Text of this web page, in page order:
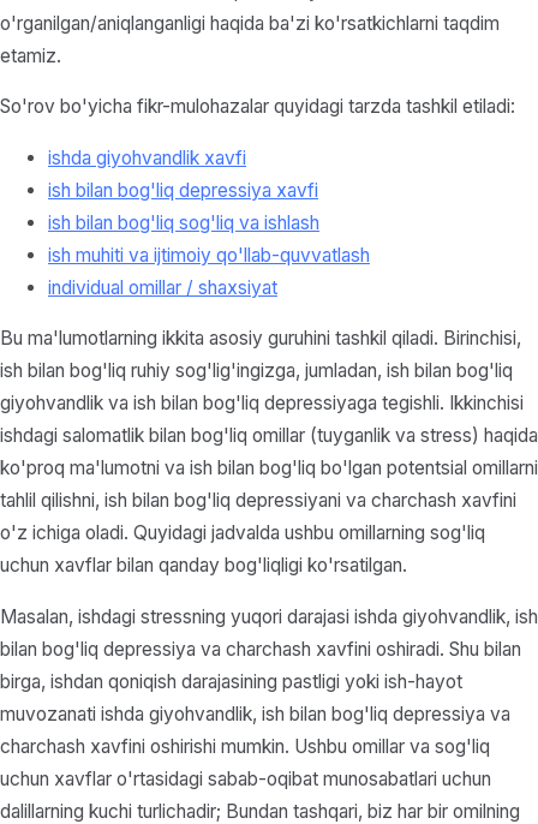
o'rganilgan/aniqlanganligi haqida ba'zi ko'rsatkichlarni taqdim
etamiz.
So'rov bo'yicha fikr-mulohazalar quyidagi tarzda tashkil etiladi:
ishda giyohvandlik xavfi
ish bilan bog'liq depressiya xavfi
ish bilan bog'liq sog'liq va ishlash
ish muhiti va ijtimoiy qo'llab-quvvatlash
individual omillar / shaxsiyat
Bu ma'lumotlarning ikkita asosiy guruhini tashkil qiladi. Birinchisi,
ish bilan bog'liq ruhiy sog'lig'ingizga, jumladan, ish bilan bog'liq
giyohvandlik va ish bilan bog'liq depressiyaga tegishli. Ikkinchisi
ishdagi salomatlik bilan bog'liq omillar (tuyganlik va stress) haqida
ko'proq ma'lumotni va ish bilan bog'liq bo'lgan potentsial omillarni
tahlil qilishni, ish bilan bog'liq depressiyani va charchash xavfini
o'z ichiga oladi. Quyidagi jadvalda ushbu omillarning sog'liq
uchun xavflar bilan qanday bog'liqligi ko'rsatilgan.
Masalan, ishdagi stressning yuqori darajasi ishda giyohvandlik, ish
bilan bog'liq depressiya va charchash xavfini oshiradi. Shu bilan
birga, ishdan qoniqish darajasining pastligi yoki ish-hayot
muvozanati ishda giyohvandlik, ish bilan bog'liq depressiya va
charchash xavfini oshirishi mumkin. Ushbu omillar va sog'liq
uchun xavflar o'rtasidagi sabab-oqibat munosabatlari uchun
dalillarning kuchi turlichadir; Bundan tashqari, biz har bir omilning